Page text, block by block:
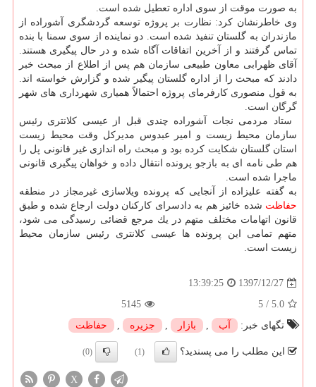
به صورت موقت از سوی اداره تعطیل شده است.
وی خاطرنشان كرد: نظارت بر پروژه توسعه گردشگری آشوراده از
مازندران به گلستان تنفیذ شده است. دو نماینده از سوی سمنا با بنده
تماس گرفتند و از آخرین اتفاقات آگاه شده و در حال پیگیری هستند.
آقای ظهرابی معاون طبیعی سازمان هم پس از اطلاع از مبحث خبر
دادند كه مبحث را از اداره گلستان پیگیر شده و گزارش خواسته اند.
به قول منصوری كارفرمای پروژه احتمالاً همیاری شهرداری های شهر
گرگان است.
‎ ستاد مردمی نجات آشوراده چندی قبل از عیسی كلانتری رئیس
سازمان محیط زیست و امیر عبدوس مدیركل وقت محیط زیست
استان گلستان شكایت كرده بود و مبحث راه اندازی غیر قانونی پل را
هم طی نامه ای به بازجو پرونده انتقال داده و خواهان پیگیری قانونی
ماجرا شده است.
به گفته علیزاده از آنجایی كه پرونده ویلاسازی غیرمجاز در منطقه
حفاظت شده خائیز هم به دادسرای كاركنان دولت ارجاع شده و طبق
قانون اتهامات مختلف متهم در یك مرجع قضائی رسیدگی می شود،
متهم تمامی این پرونده ها عیسی كلانتری رئیس سازمان محیط
زیست است.
1397/12/27
13:39:25
5.0
/
5
5145
تگهای خبر:
آب , بازار , جزیره , حفاظت
این مطلب را می پسندید؟ (1)
(0)
X